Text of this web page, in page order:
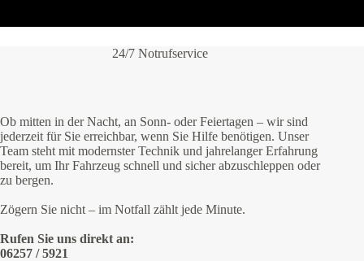
24/7 Notrufservice
Ob mitten in der Nacht, an Sonn- oder Feiertagen – wir sind
jederzeit für Sie erreichbar, wenn Sie Hilfe benötigen. Unser
Team steht mit modernster Technik und jahrelanger Erfahrung
bereit, um Ihr Fahrzeug schnell und sicher abzuschleppen oder
zu bergen.
Zögern Sie nicht – im Notfall zählt jede Minute.
Rufen Sie uns direkt an:
06257 / 5921